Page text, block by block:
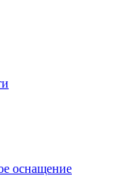
оснащение